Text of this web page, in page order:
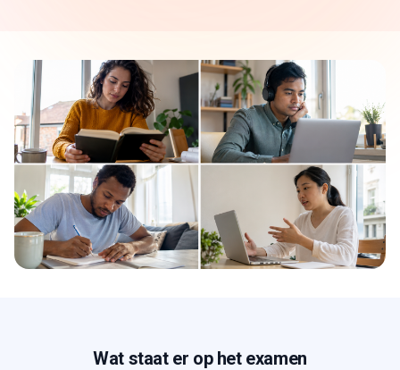
Wat staat er op het examen